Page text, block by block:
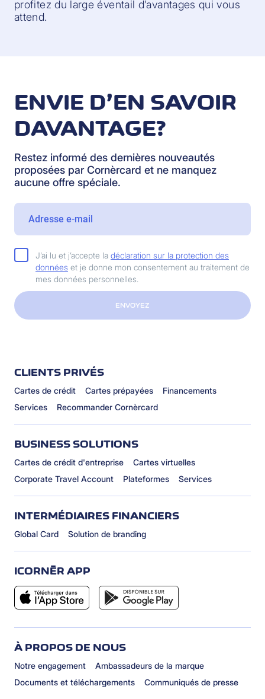
profitez du large éventail d’avantages qui vous
attend.
ENVIE D’EN SAVOIR
DAVANTAGE?
Restez informé des dernières nouveautés
proposées par Cornèrcard et ne manquez
aucune offre spéciale.
J’ai lu et j’accepte la déclaration sur la protection des
données et je donne mon consentement au traitement de
mes données personnelles.
ENVOYEZ
CLIENTS PRIVÉS
Cartes de crédit Cartes prépayées
Financements
Services
Recommander Cornèrcard
BUSINESS SOLUTIONS
Cartes de crédit d'entreprise
Cartes virtuelles
Corporate Travel Account
Plateformes Services
INTERMÉDIAIRES FINANCIERS
Global Card Solution de branding
ICORNÈR APP
À PROPOS DE NOUS
Notre engagement
Ambassadeurs de la marque
Documents et téléchargements
Communiqués de presse